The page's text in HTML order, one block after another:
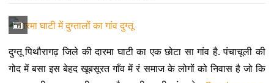
दुग्तू पिथौरागढ़ जिले की दारमा घाटी का एक छोटा सा गांव है. पंचाचूली की
गोद में बसा इस बेहद खूबसूरत गाँव में रं समाज के लोगों को निवास है जो कि